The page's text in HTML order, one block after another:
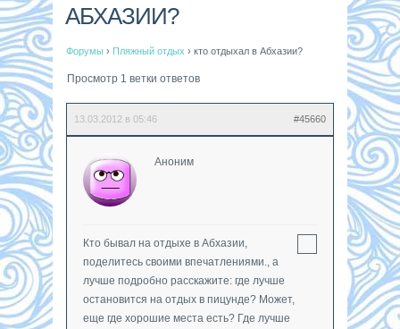
АБХАЗИИ?
Форумы › Пляжный отдых › кто отдыхал в Абхазии?
Просмотр 1 ветки ответов
13.03.2012 в 05:46 #45660
Аноним
Кто бывал на отдыхе в Абхазии,
поделитесь своими впечатлениями., а
лучше подробно расскажите: где лучше
остановится на отдых в пицунде? Может,
еще где хорошие места есть? Где лучше